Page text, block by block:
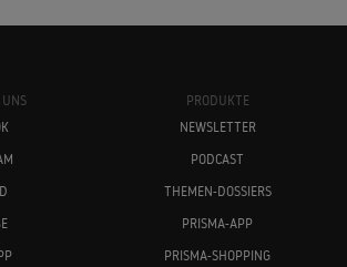
UNS
PRODUKTE
NEWSLETTER
PODCAST
THEMEN-DOSSIERS
PRISMA-APP
PRISMA-SHOPPING